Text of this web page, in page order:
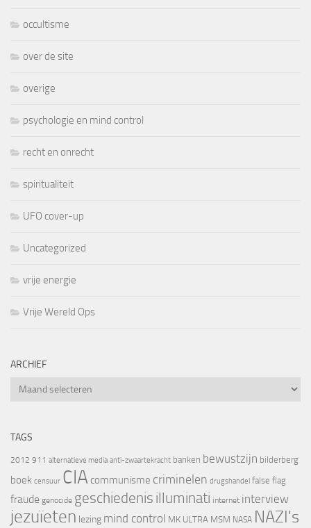
occultisme
over de site
overige
psychologie en mind control
recht en onrecht
spiritualiteit
UFO cover-up
Uncategorized
vrije energie
Vrije Wereld Ops
ARCHIEF
Archief
TAGS
2012 911 alternatieve media anti-zwaartekracht banken bewustzijn bilderberg
boek censuur CIA communisme criminelen drugshandel false flag
fraude genocide geschiedenis illuminati internet interview
jezuïeten lezing mind control MK ULTRA MSM NASA NAZI's